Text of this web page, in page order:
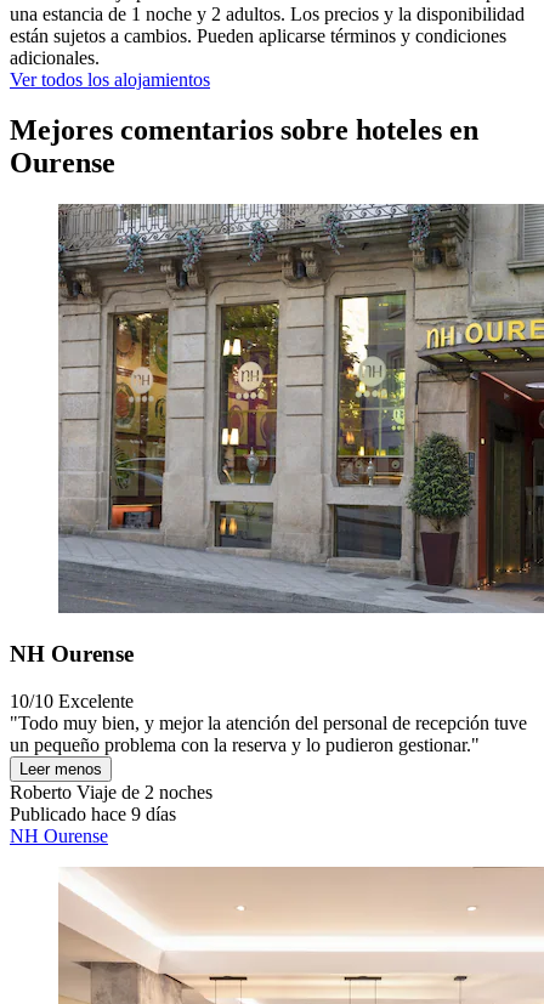
una estancia de 1 noche y 2 adultos. Los precios y la disponibilidad
están sujetos a cambios. Pueden aplicarse términos y condiciones
adicionales.
Ver todos los alojamientos
Mejores comentarios sobre hoteles en
Ourense
NH Ourense
10/10 Excelente
"Todo muy bien, y mejor la atención del personal de recepción tuve
un pequeño problema con la reserva y lo pudieron gestionar."
Leer menos
Roberto Viaje de 2 noches
Publicado hace 9 días
NH Ourense